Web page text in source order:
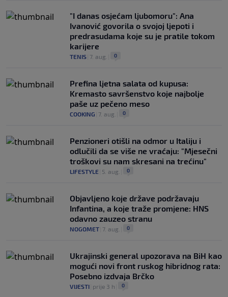
"I danas osjećam ljubomoru": Ana
Ivanović govorila o svojoj ljepoti i
predrasudama koje su je pratile tokom
karijere
TENIS 7. aug. 0
Prefina ljetna salata od kupusa:
Kremasto savršenstvo koje najbolje
paše uz pečeno meso
COOKING 7. aug. 0
Penzioneri otišli na odmor u Italiju i
odlučili da se više ne vraćaju: "Mjesečni
troškovi su nam skresani na trećinu"
LIFESTYLE 5. aug. 0
Objavljeno koje države podržavaju
Infantina, a koje traže promjene: HNS
odavno zauzeo stranu
NOGOMET 7. aug. 0
Ukrajinski general upozorava na BiH kao
mogući novi front ruskog hibridnog rata:
Posebno izdvaja Brčko
VIJESTI prije 3 h 0